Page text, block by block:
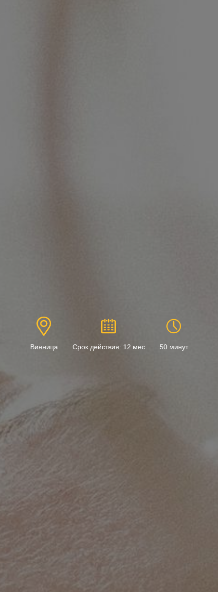
Винница Срок действия: 12 мес 50 минут